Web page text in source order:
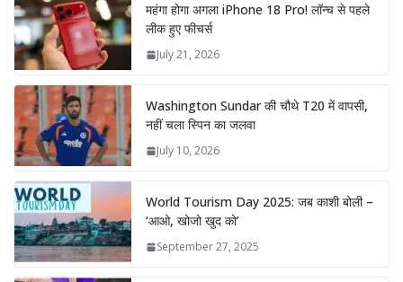
महंगा होगा अगला iPhone 18 Pro! लॉन्च से पहले
लीक हुए फीचर्स
July 21, 2026
Washington Sundar की चौथे T20 में वापसी,
नहीं चला स्पिन का जलवा
July 10, 2026
World Tourism Day 2025: जब काशी बोली –
‘आओ, खोजो खुद को’
September 27, 2025